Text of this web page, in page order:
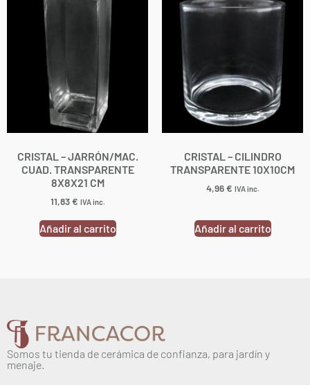
CRISTAL – JARRÓN/MAC.
CUAD. TRANSPARENTE
8X8X21 CM
11,83€ IVA inc.
Añadir al carrito
CRISTAL – CILINDRO
TRANSPARENTE 10X10CM
4,96€ IVA inc.
Añadir al carrito
Somos tu tienda de cerámica de confianza, para jardín y
menaje.